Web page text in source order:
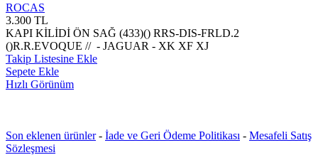
ROCAS
3.300 TL
KAPI KİLİDİ ÖN SAĞ (433)() RRS-DIS-FRLD.2
()R.R.EVOQUE // - JAGUAR - XK XF XJ
Takip Listesine Ekle
Sepete Ekle
Hızlı Görünüm
Son eklenen ürünler- İade ve Geri Ödeme Politikası - Mesafeli Satış
Sözleşmesi